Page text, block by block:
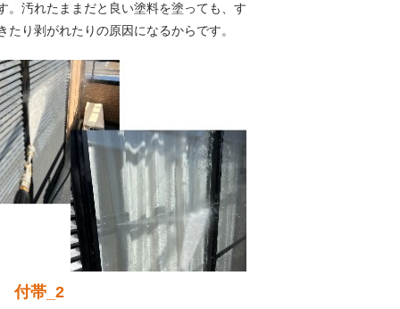
。汚れたままだと良い塗料を塗っても、す
たり剥がれたりの原因になるからです。
付帯_2